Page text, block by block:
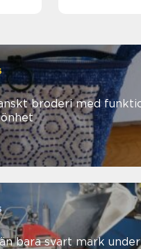
bara svart mark under